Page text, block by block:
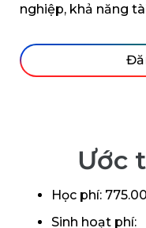
nghiệp, khả năng
Ước
Học phí:
Sinh hoạt phí: